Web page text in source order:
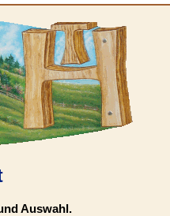
Auswahl.